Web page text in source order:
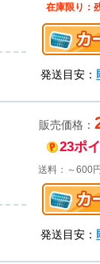
在庫限り：
発送目安：
販売価格：
23ポ
送料：～600
発送目安：